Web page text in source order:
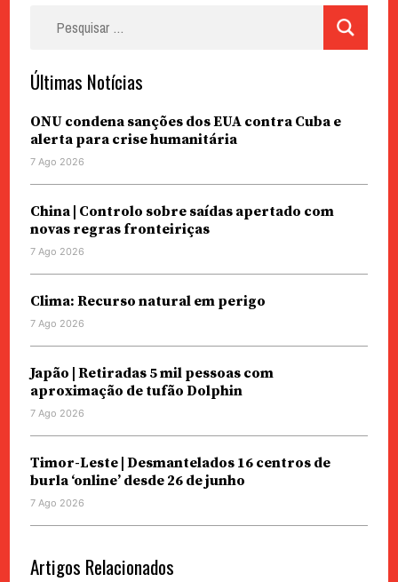
Últimas Notícias
ONU condena sanções dos EUA contra Cuba e
alerta para crise humanitária
7 Ago 2026
China | Controlo sobre saídas apertado com
novas regras fronteiriças
7 Ago 2026
Clima: Recurso natural em perigo
7 Ago 2026
Japão | Retiradas 5 mil pessoas com
aproximação de tufão Dolphin
7 Ago 2026
Timor-Leste | Desmantelados 16 centros de
burla ‘online’ desde 26 de junho
7 Ago 2026
Artigos Relacionados